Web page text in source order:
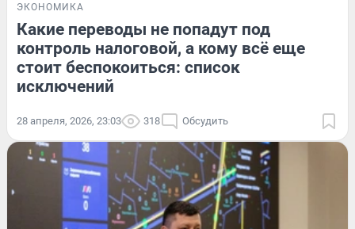
ЭКОНОМИКА
Какие переводы не попадут под
контроль налоговой, а кому всё еще
стоит беспокоиться: список
исключений
28 апреля, 2026, 23:03 318 Обсудить